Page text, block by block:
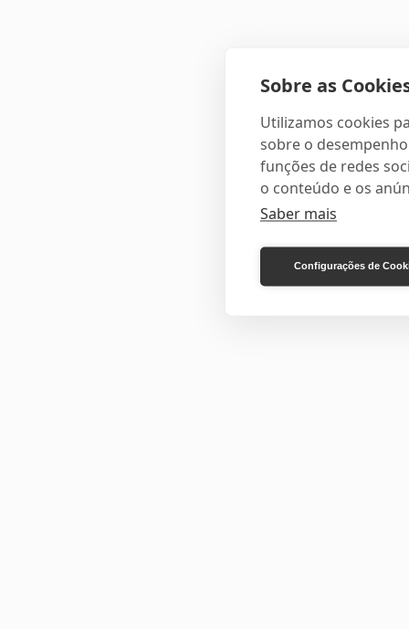
Sobre as
Utilizamos cookies
sobre o
funções de redes
o conteúdo e os
Saber mais
Configurações de